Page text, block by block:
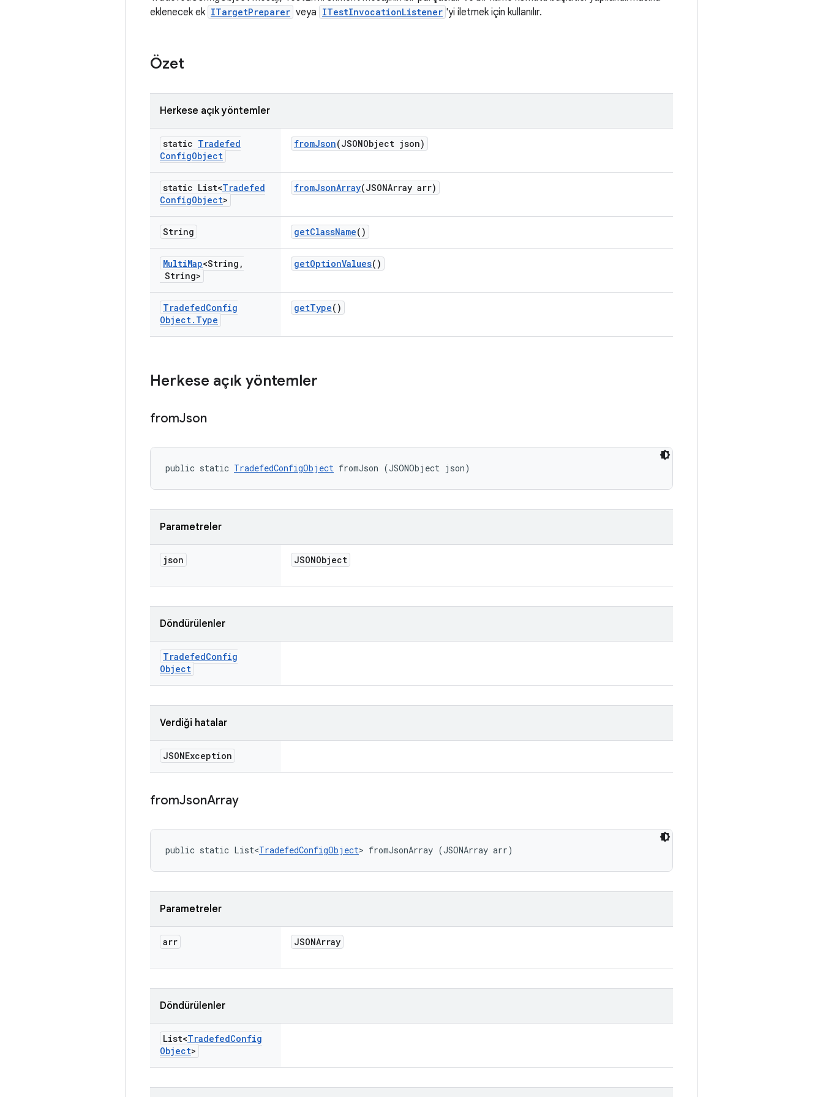
eklenecek ek ITargetPreparer veya ITestInvocationListener 'yi iletmek için kullanılır.
Özet
Herkese açık yöntemler
static Tradefed
ConfigObject
fromJson(JSONObject json)
static List<Tradefed
ConfigObject>
fromJsonArray(JSONArray arr)
String getClassName()
MultiMap<String ,
String>
getOptionValues()
TradefedConfig
Object. Type
getType()
Herkese açık yöntemler
fromJson
public static TradefedConfigObject fromJson (JSONObject json)
Parametreler
json JSONObject
Döndürülenler
TradefedConfig
Object
Verdiği hatalar
JSONException
fromJsonArray
public static List<TradefedConfigObject> fromJsonArray (JSONArray arr)
Parametreler
arr JSONArray
Döndürülenler
List<TradefedConfig
Object>